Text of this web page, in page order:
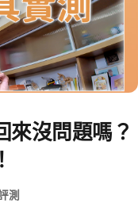
來沒問題嗎？
測